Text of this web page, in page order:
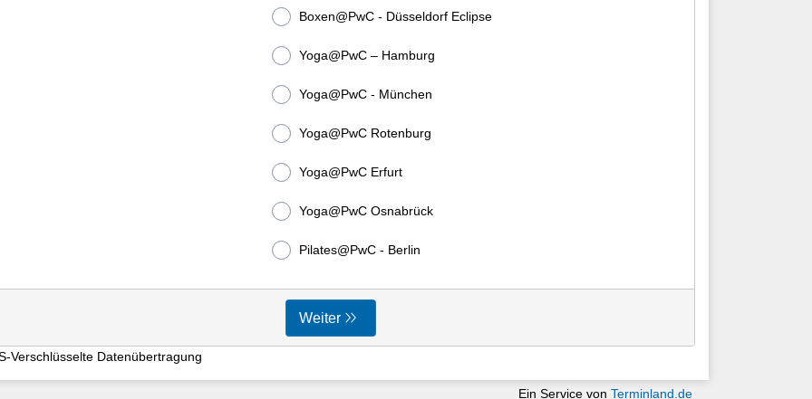
Boxen@PwC - Düsseldorf Eclipse
Yoga@PwC – Hamburg
Yoga@PwC - München
Yoga@PwC Rotenburg
Yoga@PwC Erfurt
Yoga@PwC Osnabrück
Pilates@PwC - Berlin
Weiter
Verschlüsselte Datenübertragung
Ein Service von Terminland.de